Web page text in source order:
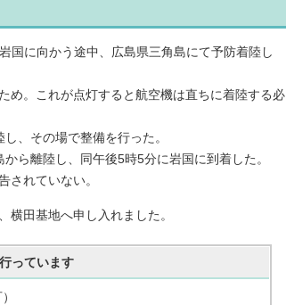
国に向かう途中、広島県三角島にて予防着陸し
め。これが点灯すると航空機は直ちに着陸する必
、その場で整備を行った。
ら離陸し、同午後5時5分に岩国に到着した。
されていない。
横田基地へ申し入れました。
っています